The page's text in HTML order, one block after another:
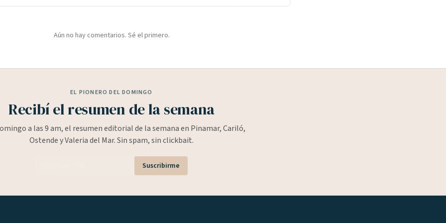
Aún no hay comentarios. Sé el primero.
EL PIONERO DEL DOMINGO
Recibí el resumen de la semana
a las 9 am, el resumen editorial de la semana en Pinamar, Cariló,
Ostende y Valeria del Mar. Sin spam, sin clickbait.
Suscribirme